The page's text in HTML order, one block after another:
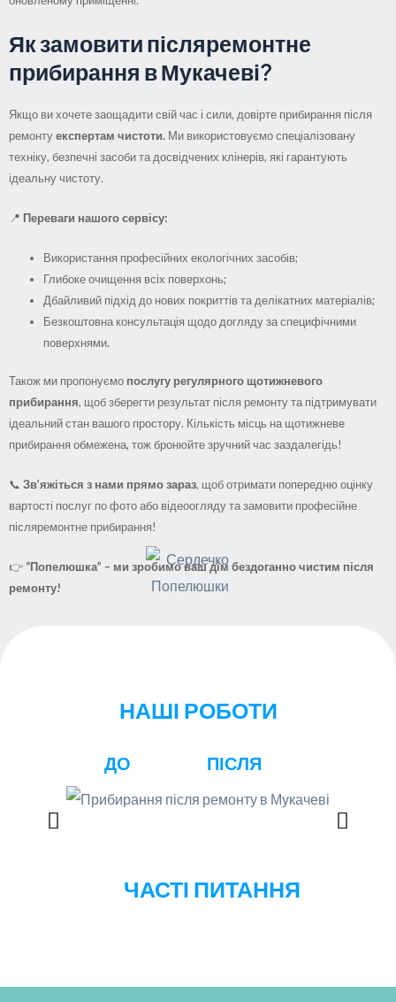
Як замовити післяремонтне
прибирання в Мукачеві?
Якщо ви хочете заощадити свій час і сили, довірте прибирання після
ремонтуекспертам чистоти. Ми використовуємо спеціалізовану
техніку, безпечні засоби та досвідчених клінерів, які гарантують
ідеальну чистоту.
📍 Переваги нашого сервісу:
Використання професійних екологічних засобів;
Глибоке очищення всіх поверхонь;
Дбайливий підхід до нових покриттів та делікатних матеріалів;
Безкоштовна консультація щодо догляду за специфічними
поверхнями.
Також ми пропонуємо послугу регулярного щотижневого
прибирання, щоб зберегти результат після ремонту та підтримувати
ідеальний стан вашого простору. Кількість місць на щотижневе
прибирання обмежена, тож бронюйте зручний час заздалегідь!
📞 Зв’яжіться з нами прямо зараз, щоб отримати попередню оцінку
вартості послуг по фото або відеоогляду та замовити професійне
післяремонтне прибирання!
👉 “Попелюшка” – ми зробимо ваш дім бездоганно чистим після
ремонту!
НАШІ РОБОТИ
ДО ПІСЛЯ
ЧАСТІ ПИТАННЯ